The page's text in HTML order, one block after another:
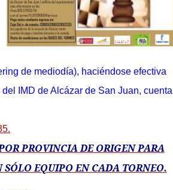
de mediodía), haciéndose efectiva
IMD de Alcázar de San Juan, cuenta
PROVINCIA DE ORIGEN PARA
EQUIPO EN CADA TORNEO.